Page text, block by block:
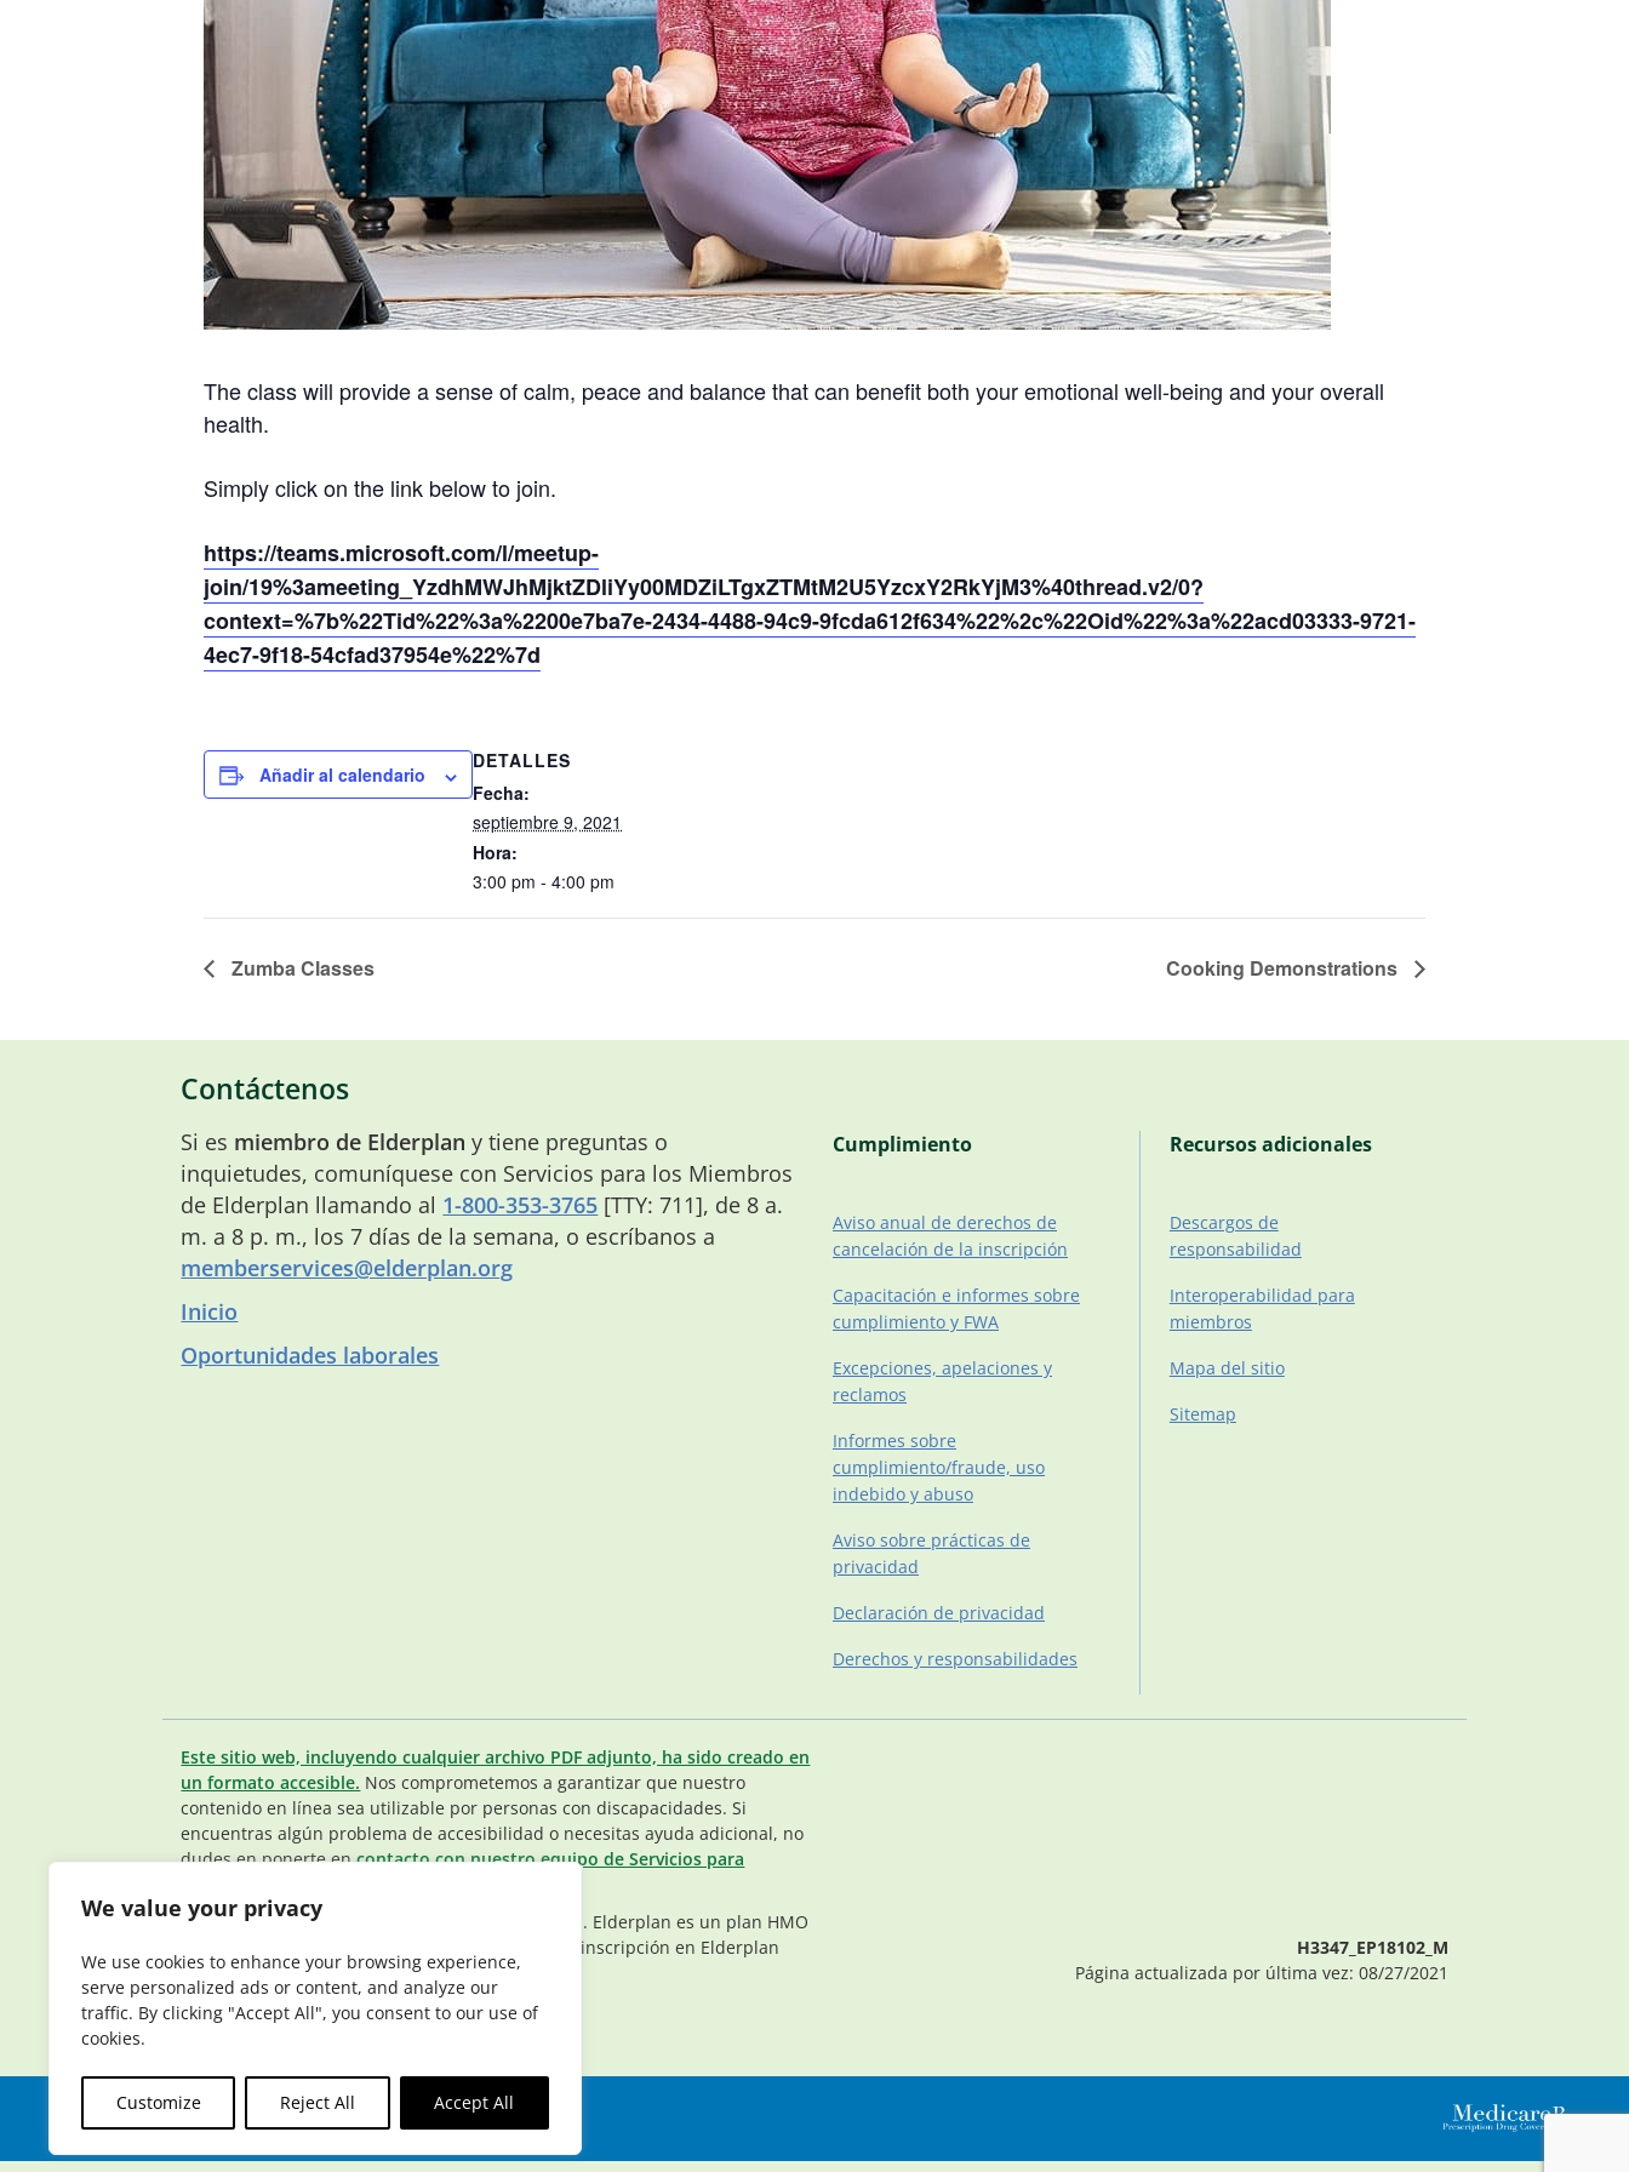
We value your privacy
We use cookies to enhance your browsing experience,
serve personalized ads or content, and analyze our
traffic. By clicking "Accept All", you consent to our use of
cookies.
Customize Reject All Accept All
The class will provide a sense of calm, peace and balance that can benefit both your emotional well-being and your overall
health.
Simply click on the link below to join.
https://teams.microsoft.com/l/meetup-
join/19%3ameeting_YzdhMWJhMjktZDliYy00MDZiLTgxZTMtM2U5YzcxY2RkYjM3%40thread.v2/0?
context=%7b%22Tid%22%3a%2200e7ba7e-2434-4488-94c9-9fcda612f634%22%2c%22Oid%22%3a%22acd03333-9721-
4ec7-9f18-54cfad37954e%22%7d
Añadir al calendario
DETALLES
Fecha:
septiembre 9, 2021
Hora:
3:00 pm - 4:00 pm
Zumba Classes Cooking Demonstrations
Contáctenos
Si es miembro de Elderplan y tiene preguntas o
inquietudes, comuníquese con Servicios para los Miembros
de Elderplan llamando al 1-800-353-3765 [TTY: 711], de 8 a.
m. a 8 p. m., los 7 días de la semana, o escríbanos a
memberservices@elderplan.org
Inicio
Oportunidades laborales
Cumplimiento
Aviso anual de derechos de
cancelación de la inscripción
Capacitación e informes sobre
cumplimiento y FWA
Excepciones, apelaciones y
reclamos
Informes sobre
cumplimiento/fraude, uso
indebido y abuso
Aviso sobre prácticas de
privacidad
Declaración de privacidad
Derechos y responsabilidades
Recursos adicionales
Descargos de
responsabilidad
Interoperabilidad para
miembros
Mapa del sitio
Sitemap
Este sitio web, incluyendo cualquier archivo PDF adjunto, ha sido creado en
un formato accesible. Nos comprometemos a garantizar que nuestro
contenido en línea sea utilizable por personas con discapacidades. Si
encuentras algún problema de accesibilidad o necesitas ayuda adicional, no
dudes en ponerte encontacto con nuestro equipo de Servicios para
© 2026 Elderplan. Todos los derechos reservados. Elderplan es un plan HMO
que tiene contratos con Medicare y Medicaid. La inscripción en Elderplan
depende de la renovación del contrato.
H3347_EP18102_M
Página actualizada por última vez: 08/27/2021